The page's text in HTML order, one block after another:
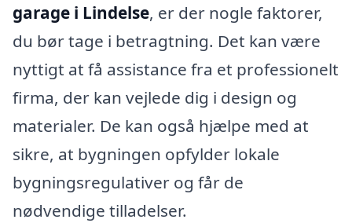
garage i Lindelse, er der nogle faktorer,
du bør tage i betragtning. Det kan være
nyttigt at få assistance fra et professionelt
firma, der kan vejlede dig i design og
materialer. De kan også hjælpe med at
sikre, at bygningen opfylder lokale
bygningsregulativer og får de
nødvendige tilladelser.